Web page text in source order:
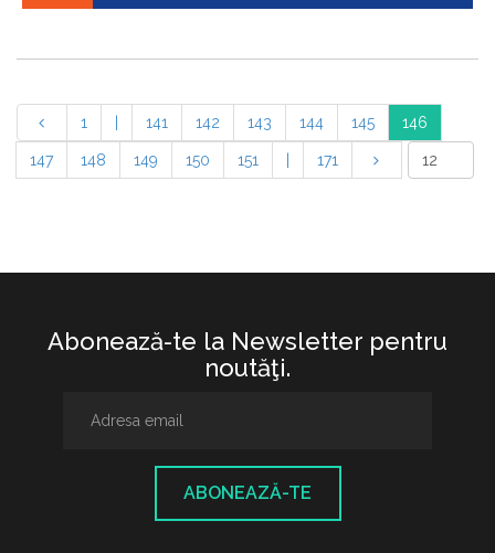
1 141 142 143 144 145 146
147 148 149 150 151 171
Abonează-te la Newsletter pentru
noutăţi.
ABONEAZĂ-TE